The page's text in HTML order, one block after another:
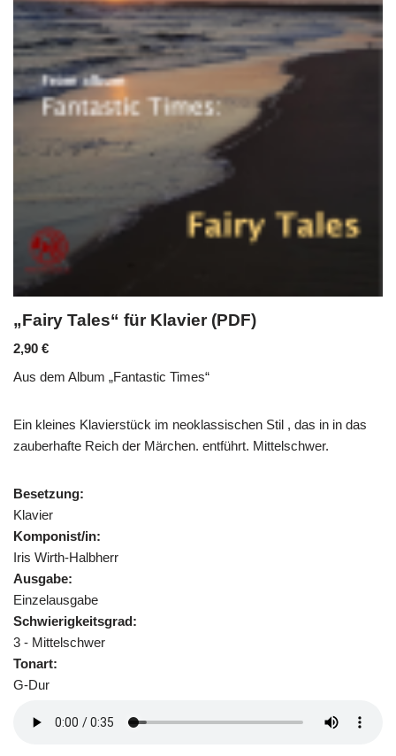
„Fairy Tales“ für Klavier (PDF)
2,90 €
Aus dem Album „Fantastic Times“
Ein kleines Klavierstück im neoklassischen Stil , das in in das
zauberhafte Reich der Märchen. entführt. Mittelschwer.
Besetzung:
Klavier
Komponist/in:
Iris Wirth-Halbherr
Ausgabe:
Einzelausgabe
Schwierigkeitsgrad:
3 - Mittelschwer
Tonart:
G-Dur